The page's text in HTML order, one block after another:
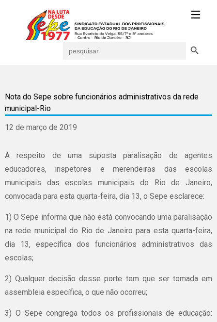
for:
Nota do Sepe sobre funcionários administrativos da rede
municipal-Rio
12 de março de 2019
A respeito de uma suposta paralisação de agentes
educadores, inspetores e merendeiras das escolas
municipais das escolas municipais do Rio de Janeiro,
convocada para esta quarta-feira, dia 13, o Sepe esclarece:
1) O Sepe informa que não está convocando uma paralisação
na rede municipal do Rio de Janeiro para esta quarta-feira,
dia 13, específica dos funcionários administrativos das
escolas;
2) Qualquer decisão desse porte tem que ser tomada em
assembleia específica, o que não ocorreu;
3) O Sepe congrega todos os profissionais de educação: